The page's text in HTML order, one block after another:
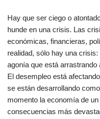
Hay que ser ciego o
hunde en una crisis. Las
económicas, financieras,
realidad, sólo hay una
agonía que está arrastrando
El desempleo está
se están desarrollando
momento la economía de
consecuencias más